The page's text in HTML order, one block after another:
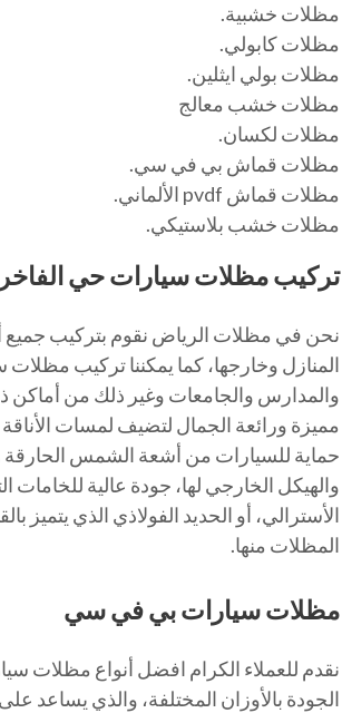
مظلات خشبية.
مظلات كابولي.
مظلات بولي ايثلين.
مظلات خشب معالج
مظلات لكسان.
مظلات قماش بي في سي.
مظلات قماش pvdf الألماني.
مظلات خشب بلاستيكي.
تركيب مظلات سيارات حي
نحن في مظلات الرياض نقوم بتركيب جميع
المنازل وخارجها، كما يمكننا تركيب
والمدارس والجامعات وغير ذلك من
مميزة ورائعة الجمال لتضيف لمسات
حماية للسيارات من أشعة الشمس الحارقة
والهيكل الخارجي لها، جودة عالية
الأسترالي، أو الحديد الفولاذي الذي يتميز
المظلات منها.
مظلات سيارات بي في سي
نقدم للعملاء الكرام افضل أنواع مظلات
الجودة بالأوزان المختلفة، والذي يساعد